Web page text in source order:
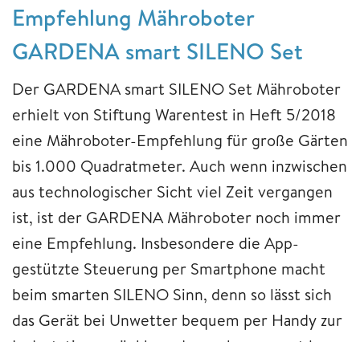
Empfehlung Mähroboter
GARDENA smart SILENO Set
Der GARDENA smart SILENO Set Mähroboter
erhielt von Stiftung Warentest in Heft 5/2018
eine Mähroboter-Empfehlung für große Gärten
bis 1.000 Quadratmeter. Auch wenn inzwischen
aus technologischer Sicht viel Zeit vergangen
ist, ist der GARDENA Mähroboter noch immer
eine Empfehlung. Insbesondere die App-
gestützte Steuerung per Smartphone macht
beim smarten SILENO Sinn, denn so lässt sich
das Gerät bei Unwetter bequem per Handy zur